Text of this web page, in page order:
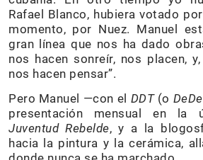
Rafael Blanco, hubiera votado
momento, por Nuez. Manuel
gran línea que nos ha dado
nos hacen sonreír, nos placen,
nos hacen pensar”.
Pero Manuel —con el DDT (o
presentación mensual en la
Juventud Rebelde, y a la
hacia la pintura y la cerámica,